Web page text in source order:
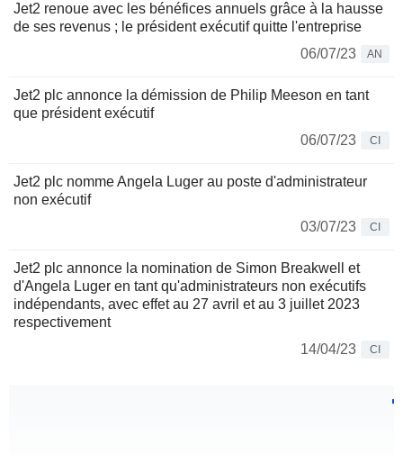
Jet2 renoue avec les bénéfices annuels grâce à la hausse
de ses revenus ; le président exécutif quitte l'entreprise
06/07/23
AN
Jet2 plc annonce la démission de Philip Meeson en tant
que président exécutif
06/07/23
CI
Jet2 plc nomme Angela Luger au poste d'administrateur
non exécutif
03/07/23
CI
Jet2 plc annonce la nomination de Simon Breakwell et
d'Angela Luger en tant qu'administrateurs non exécutifs
indépendants, avec effet au 27 avril et au 3 juillet 2023
respectivement
14/04/23
CI